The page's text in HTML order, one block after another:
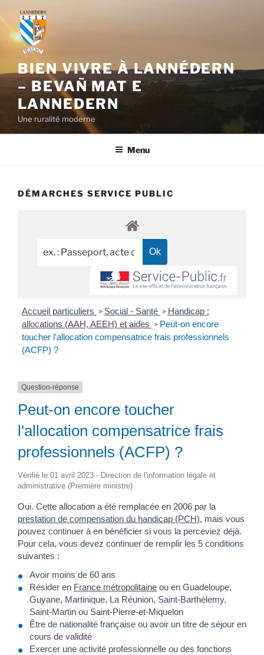
contenu
principal
BIEN VIVRE À LANNÉDERN
– BEVAÑ MAT E
LANNEDERN
Une ruralité moderne
Menu
DÉMARCHES SERVICE PUBLIC
Accueil particuliers > Social - Santé > Handicap :
allocations (AAH, AEEH) et aides > Peut-on encore
toucher l'allocation compensatrice frais professionnels
(ACFP) ?
Question-réponse
Peut-on encore toucher
l'allocation compensatrice frais
professionnels (ACFP) ?
Vérifié le 01 avril 2023 - Direction de l'information légale et
administrative (Première ministre)
Oui. Cette allocation a été remplacée en 2006 par la
prestation de compensation du handicap (PCH), mais vous
pouvez continuer à en bénéficier si vous la perceviez déjà.
Pour cela, vous devez continuer de remplir les 5 conditions
suivantes :
Avoir moins de 60 ans
Résider en France métropolitaine ou en Guadeloupe,
Guyane, Martinique, La Réunion, Saint-Barthélemy,
Saint-Martin ou Saint-Pierre-et-Miquelon
Être de nationalité française ou avoir un titre de séjour en
cours de validité
Exercer une activité professionnelle ou des fonctions